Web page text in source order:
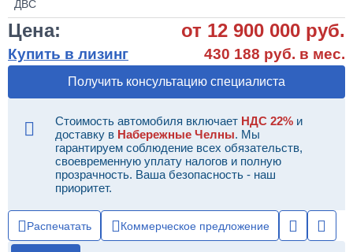
Цена: от 12 900 000 руб.
Купить в лизинг 430 188 руб. в мес.
Получить консультацию специалиста
Стоимость автомобиля включает НДС 22% и
доставку в Набережные Челны. Мы
гарантируем соблюдение всех обязательств,
своевременную уплату налогов и полную
прозрачность. Ваша безопасность - наш
приоритет.
Распечатать Коммерческое предложение